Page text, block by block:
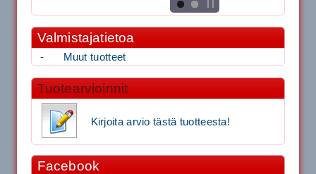
Valmistajatietoa
- Muut tuotteet
Tuotearvioinnit
Kirjoita arvio tästä tuotteesta!
Facebook